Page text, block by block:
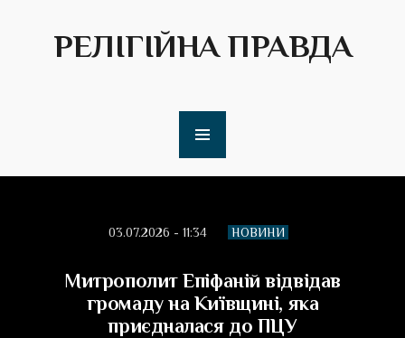
РЕЛІГІЙНА ПРАВДА
03.07.2026 - 11:34 НОВИНИ
Митрополит Епіфаній відвідав
громаду на Київщині, яка
приєдналася до ПЦУ